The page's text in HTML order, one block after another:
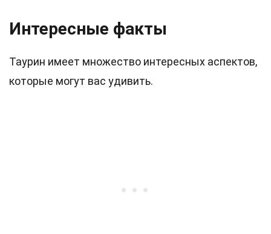
Интересные факты
Таурин имеет множество интересных аспектов,
которые могут вас удивить.